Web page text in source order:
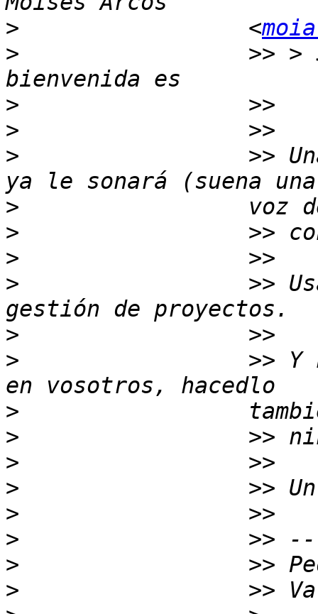
>
                 <
>
>> >
>
>
>
>>
>
>
>
>
>>
>
>
>> Y
>
>
>
>
>
>
>
>